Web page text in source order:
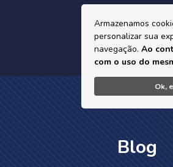
Armazenamos
personalizar sua
navegação. Ao
com o uso do
Ok,
Blog